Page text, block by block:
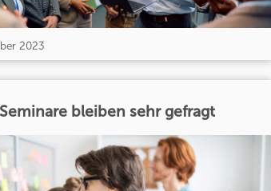
2023
bleiben sehr gefragt